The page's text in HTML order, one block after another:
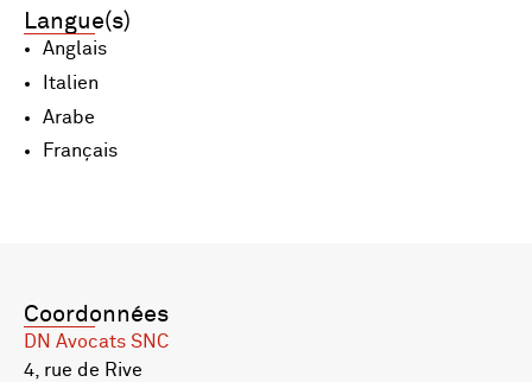
Langue(s)
Anglais
Italien
Arabe
Français
Coordonnées
DN Avocats SNC
4, rue de Rive